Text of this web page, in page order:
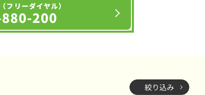
フリーダイヤル）
200
絞り込み